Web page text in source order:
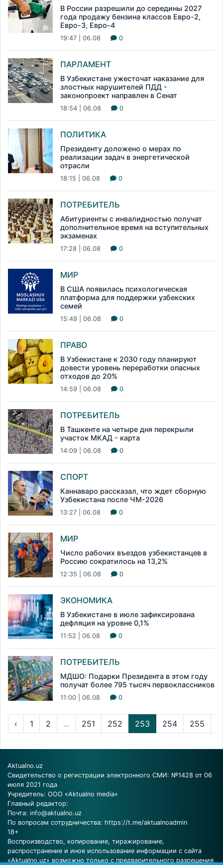
В России разрешили до середины 2027
года продажу бензина классов Евро-2,
Евро-3, Евро-4
19:47 | 06.08 0
ПАРЛАМЕНТ
В Узбекистане ужесточат наказание для
злостных нарушителей ПДД -
законопроект направлен в Сенат
18:54 | 06.08 0
ПОЛИТИКА
Президенту доложено о мерах по
реализации задач в энергетической
отрасли
18:15 | 06.08 0
ПОТРЕБИТЕЛЬ
Абитуриенты с инвалидностью получат
дополнительное время на вступительных
экзаменах
17:28 | 06.08 0
МИР
В США появилась психологическая
платформа для поддержки узбекских
семей
15:49 | 06.08 0
ПРАВО
В Узбекистане к 2030 году планируют
довести уровень переработки опасных
отходов до 20%
14:59 | 06.08 0
ПОТРЕБИТЕЛЬ
В Ташкенте на четыре дня перекрыли
участок МКАД - карта
14:09 | 06.08 0
СПОРТ
Каннаваро рассказал, что ждет сборную
Узбекистана после ЧМ-2026
13:27 | 06.08 0
МИР
Число рабочих въездов узбекистанцев в
Россию сократилось на 13,2%
12:35 | 06.08 0
ЭКОНОМИКА
В Узбекистане в июле зафиксирована
дефляция на уровне 0,1%
11:52 | 06.08 0
ПОТРЕБИТЕЛЬ
МДШО: Подарки Президента в этом году
получат более 795 тысяч первоклассников
11:00 | 06.08 0
‹ 1 2 ... 251 252 253 254 255
Aktualno.uz
Свидетельство о регистрации электронного СМИ: №1428 от 06
июля 2021 года
Учредитель: ООО «Aktualno media»
Главный редактор:
Почта: info@aktualno.uz
По вопросам сотрудничества: https://t.me/aktualnoadmin
18+
Воспроизводство, копирование, тиражирование,
распространение и иное использование информации с сайта
«Aktualno.uz» возможно только с предварительного разрешения